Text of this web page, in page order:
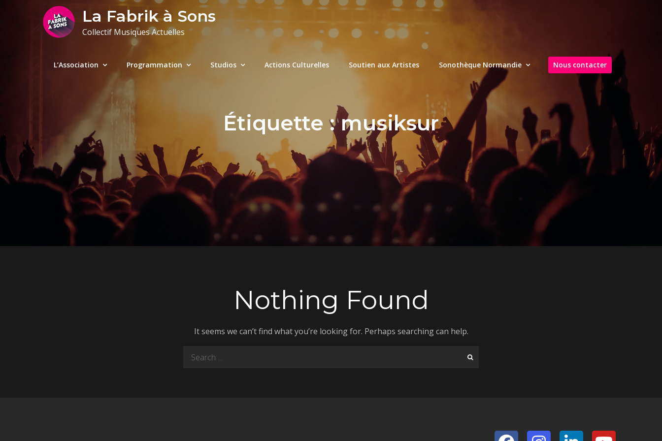
La Fabrik à Sons
Collectif Musiques Actuelles
L’Association Programmation Studios Actions Culturelles Soutien aux Artistes Sonothèque Normandie Nous contacter
Étiquette :musiksur
Nothing Found
It seems we can’t find what you’re looking for. Perhaps searching can help.
Search